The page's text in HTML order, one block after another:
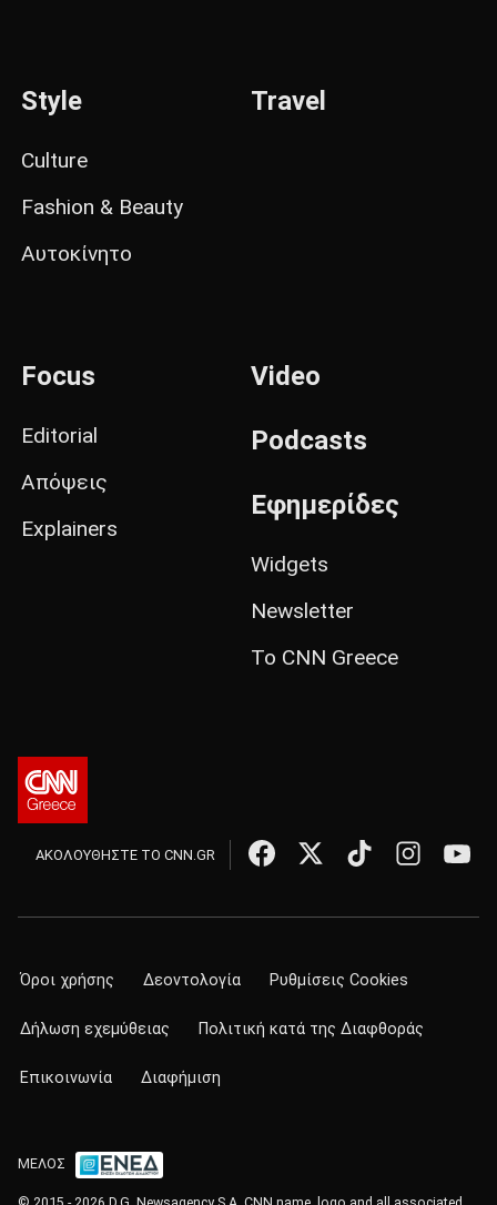
Style
Culture
Fashion & Beauty
Αυτοκίνητο
Travel
Focus
Editorial
Απόψεις
Explainers
Video
Podcasts
Εφημερίδες
Widgets
Newsletter
Το CNN Greece
ΑΚΟΛΟΥΘΗΣΤΕ ΤΟ CNN.GR
Όροι χρήσης Δεοντολογία Ρυθμίσεις Cookies
Δήλωση εχεμύθειας Πολιτική κατά της Διαφθοράς
Επικοινωνία Διαφήμιση
ΜΕΛΟΣ